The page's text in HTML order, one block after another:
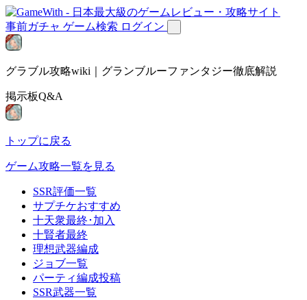
事前ガチャ ゲーム検索 ログイン
グラブル攻略wiki｜グランブルーファンタジー徹底解説
掲示板Q&A
トップに戻る
ゲーム攻略一覧を見る
SSR評価一覧
サプチケおすすめ
十天衆最終･加入
十賢者最終
理想武器編成
ジョブ一覧
パーティ編成投稿
SSR武器一覧